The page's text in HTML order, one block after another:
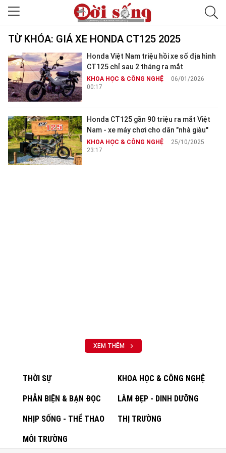
TỪ KHÓA: GIÁ XE HONDA CT125 2025
Honda Việt Nam triệu hồi xe số địa hình
CT125 chỉ sau 2 tháng ra mắt
KHOA HỌC & CÔNG NGHỆ
06/01/2026
00:17
Honda CT125 gần 90 triệu ra mắt Việt
Nam - xe máy chơi cho dân "nhà giàu"
KHOA HỌC & CÔNG NGHỆ
25/10/2025
23:17
XEM THÊM
THỜI SỰ KHOA HỌC & CÔNG NGHỆ
PHẢN BIỆN & BẠN ĐỌC LÀM ĐẸP - DINH DƯỠNG
NHỊP SỐNG - THỂ THAO THỊ TRƯỜNG
MÔI TRƯỜNG